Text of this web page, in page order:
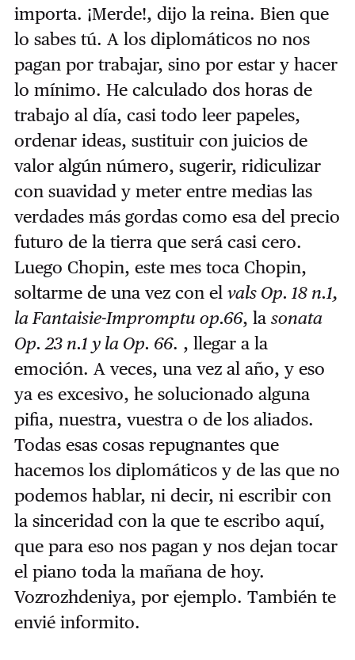
importa. ¡Merde!, dijo la reina. Bien que
lo sabes tú. A los diplomáticos no nos
pagan por trabajar, sino por estar y hacer
lo mínimo. He calculado dos horas de
trabajo al día, casi todo leer papeles,
ordenar ideas, sustituir con juicios de
valor algún número, sugerir, ridiculizar
con suavidad y meter entre medias las
verdades más gordas como esa del precio
futuro de la tierra que será casi cero.
Luego Chopin, este mes toca Chopin,
soltarme de una vez con el vals Op. 18 n.1,
la Fantaisie-Impromptu op.66, la sonata
Op. 23 n.1 y la Op. 66. , llegar a la
emoción. A veces, una vez al año, y eso
ya es excesivo, he solucionado alguna
pifia, nuestra, vuestra o de los aliados.
Todas esas cosas repugnantes que
hacemos los diplomáticos y de las que no
podemos hablar, ni decir, ni escribir con
la sinceridad con la que te escribo aquí,
que para eso nos pagan y nos dejan tocar
el piano toda la mañana de hoy.
Vozrozhdeniya, por ejemplo. También te
envié informito.